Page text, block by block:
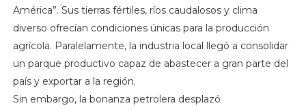
América”. Sus tierras fértiles, ríos caudalosos y clima
diverso ofrecían condiciones únicas para la producción
agrícola. Paralelamente, la industria local llegó a consolidar
un parque productivo capaz de abastecer a gran parte del
país y exportar a la región.
Sin embargo, la bonanza petrolera desplazó